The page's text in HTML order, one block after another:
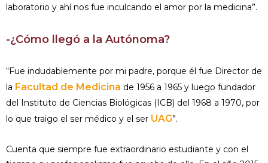
laboratorio y ahí nos fue inculcando el amor por la medicina”.
-¿Cómo llegó a la Autónoma?
“Fue indudablemente por mi padre, porque él fue Director de
la Facultad de Medicina de 1956 a 1965 y luego fundador
del Instituto de Ciencias Biológicas (ICB) del 1968 a 1970, por
lo que traigo el ser médico y el ser UAG”.
Cuenta que siempre fue extraordinario estudiante y con el